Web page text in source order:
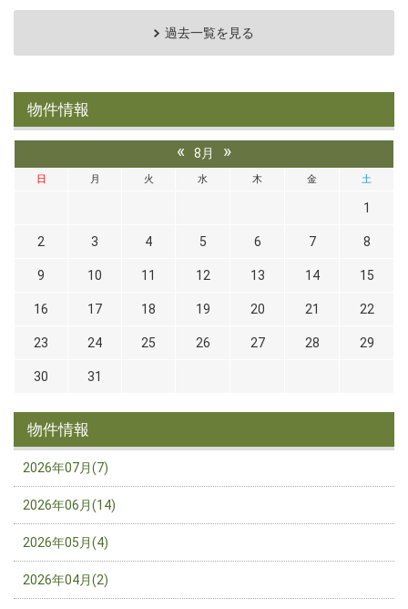
過去一覧を見る
物件情報
« 8月 »
日 月 火 水 木 金 土
1
2 3 4 5 6 7 8
9 10 11 12 13 14 15
16 17 18 19 20 21 22
23 24 25 26 27 28 29
30 31
物件情報
2026年07月(7)
2026年06月(14)
2026年05月(4)
2026年04月(2)